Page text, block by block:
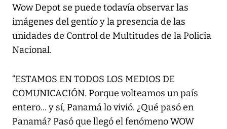
Wow Depot se puede todavía observar las
imágenes del gentío y la presencia de las
unidades de Control de Multitudes de la Policía
Nacional.
“ESTAMOS EN TODOS LOS MEDIOS DE
COMUNICACIÓN. Porque volteamos un país
entero... y sí, Panamá lo vivió. ¿Qué pasó en
Panamá? Pasó que llegó el fenómeno WOW